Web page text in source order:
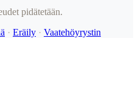
pidätetään.
· Eräily · Vaatehöyrystin